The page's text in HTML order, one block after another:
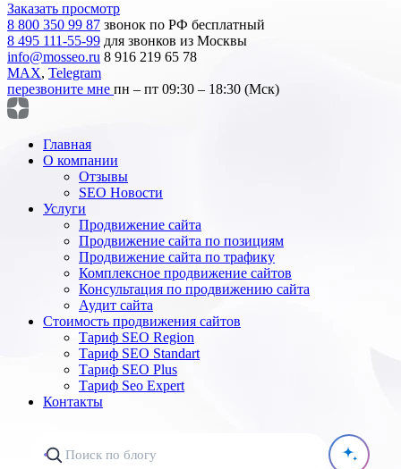
Заказать просмотр
8 800 350 99 87 звонок по РФ бесплатный
8 495 111-55-99 для звонков из Москвы
info@mosseo.ru 8 916 219 65 78
MAX, Telegram
перезвоните мне пн – пт 09:30 – 18:30 (Мск)
Главная
О компании
Отзывы
SEO Новости
Услуги
Продвижение сайта
Продвижение сайта по позициям
Продвижение сайта по трафику
Комплексное продвижение сайтов
Консультация по продвижению сайта
Аудит сайта
Стоимость продвижения сайтов
Тариф SEO Region
Тариф SEO Standart
Тариф SEO Plus
Тариф Seo Expert
Контакты